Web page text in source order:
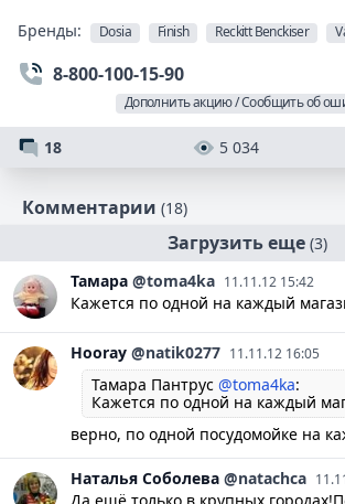
Бренды: Dosia Finish Reckitt Benckiser
8-800-100-15-90
Дополнить акцию / Сообщить об
18 5 034
Комментарии (18)
Загрузить еще (3)
Тамара @toma4ka 11.11.12 15:42
Кажется по одной на каждый
Hooray @natik0277 11.11.12 16:05
Тамара Пантрус @toma4ka:
Кажется по одной на каждый
верно, по одной посудомойке на
Наталья Соболева @natachca